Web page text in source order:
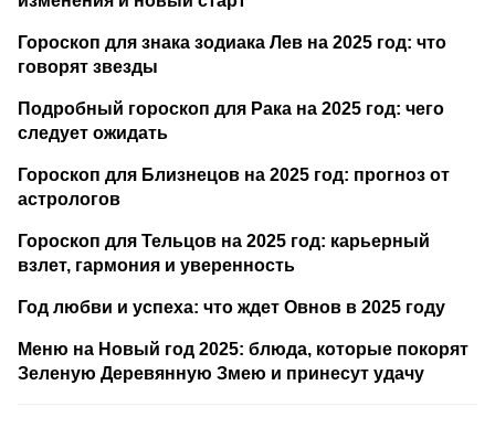
Гороскоп для знака зодиака Лев на 2025 год: что
говорят звезды
Подробный гороскоп для Рака на 2025 год: чего
следует ожидать
Гороскоп для Близнецов на 2025 год: прогноз от
астрологов
Гороскоп для Тельцов на 2025 год: карьерный
взлет, гармония и уверенность
Год любви и успеха: что ждет Овнов в 2025 году
Меню на Новый год 2025: блюда, которые покорят
Зеленую Деревянную Змею и принесут удачу